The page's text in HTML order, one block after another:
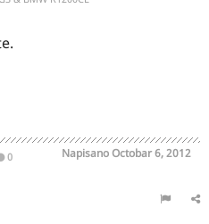
0 NapisanoOctobar 6, 2012